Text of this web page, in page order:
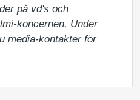
på vd's och
koncernen. Under
media-kontakter för